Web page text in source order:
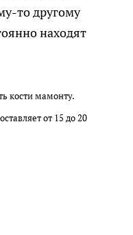
то другому
находят
кости мамонту.
от 15 до 20